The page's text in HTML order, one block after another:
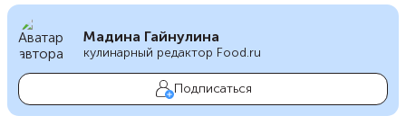
Мадина Гайнулина
кулинарный редактор Food.ru
Подписаться